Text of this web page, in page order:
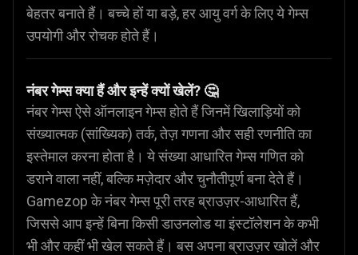
बेहतर बनाते हैं। बच्चे हों या बड़े, हर आयु वर्ग के लिए ये गेम्स
उपयोगी और रोचक होते हैं।
नंबर गेम्स क्या हैं और इन्हें क्यों खेलें? 🤔
नंबर गेम्स ऐसे ऑनलाइन गेम्स होते हैं जिनमें खिलाड़ियों को
संख्यात्मक (सांख्यिक) तर्क, तेज़ गणना और सही रणनीति का
इस्तेमाल करना होता है। ये संख्या आधारित गेम्स गणित को
डराने वाला नहीं, बल्कि मज़ेदार और चुनौतीपूर्ण बना देते हैं।
Gamezop के नंबर गेम्स पूरी तरह ब्राउज़र-आधारित हैं,
जिससे आप इन्हें बिना किसी डाउनलोड या इंस्टॉलेशन के कभी
भी और कहीं भी खेल सकते हैं। बस अपना ब्राउज़र खोलें और